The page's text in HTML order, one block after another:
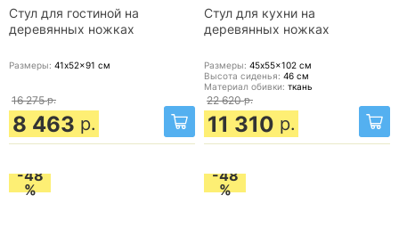
Стул для гостиной на
деревянных ножках
Размеры: 41x52x91 см
16 275 р.
8 463 р.
Стул для кухни на
деревянных ножках
Размеры: 45x55x102 см
Высота сиденья: 46 см
Материал обивки: ткань
22 620 р.
11 310 р.
-48
%
-48
%